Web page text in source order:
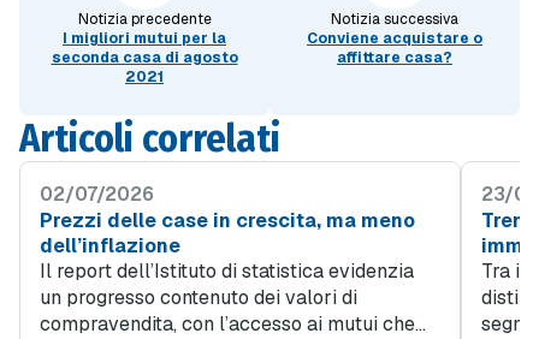
Notizia precedente
I migliori mutui per la
seconda casa di agosto
2021
Notizia successiva
Conviene acquistare o
affittare casa?
Articoli correlati
02/07/2026
Prezzi delle case in crescita, ma meno
dell’inflazione
Il report dell’Istituto di statistica evidenzia
un progresso contenuto dei valori di
compravendita, con l’accesso ai mutui che
23/
Tra i